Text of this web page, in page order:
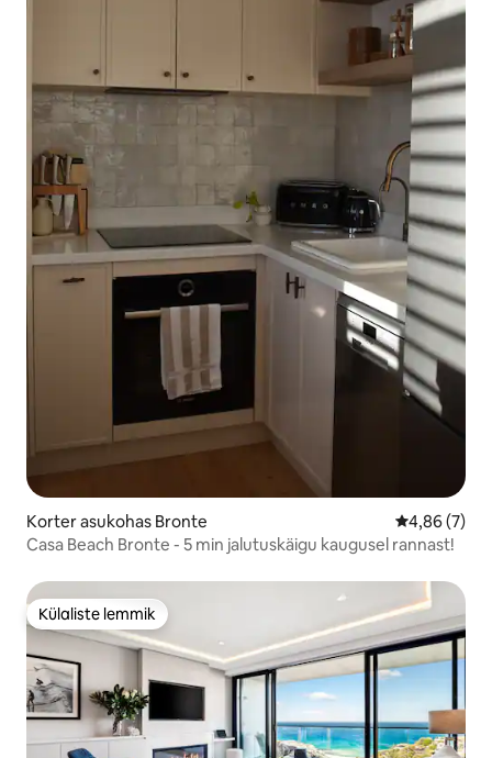
Korter asukohas Bronte Keskmine
4,86 (7)
Casa Beach Bronte - 5 min jalutuskäigu kaugusel rannast!
Külaliste lemmik
Külaliste lemmik